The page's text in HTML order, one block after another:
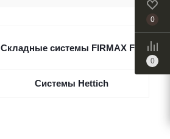
Складные системы FIRMAX FM
Системы Hettich
0
0